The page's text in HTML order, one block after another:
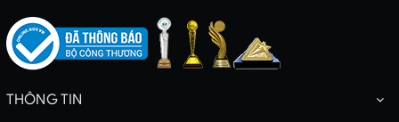
THÔNG TIN